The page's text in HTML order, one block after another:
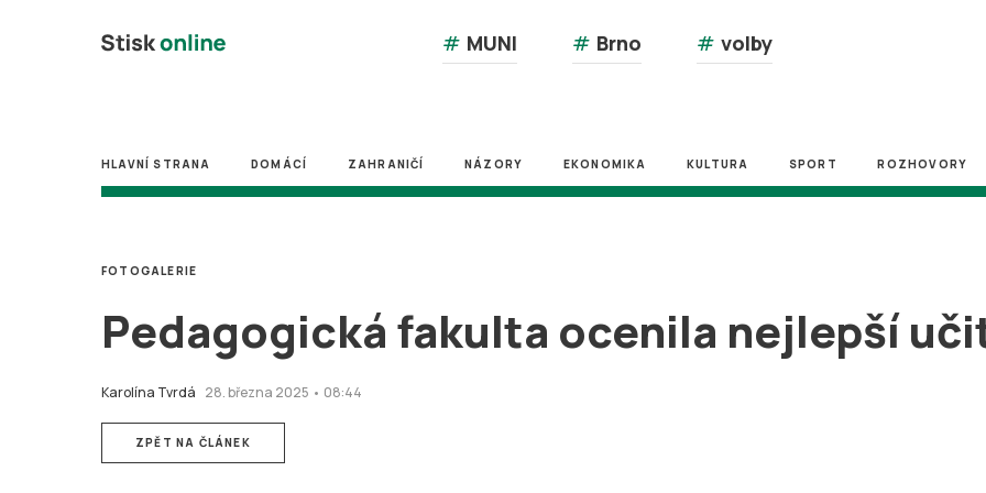
# MUNI # Brno # volby
HLAVNÍ STRANA DOMÁCÍ ZAHRANIČÍ NÁZORY EKONOMIKA KULTURA SPORT ROZHOVORY
Pedagogická fakulta ocenila nejlepší
Karolína Tvrdá 28. března 2025 • 08:44
FOTOGALERIE
ZPĚT NA ČLÁNEK